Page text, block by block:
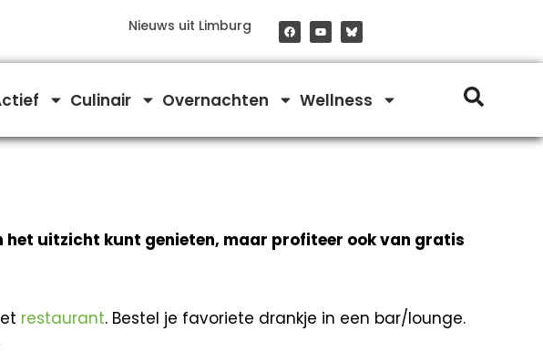
Nieuws uit Limburg F
a
c
b
k
Y
o
u
u
Culinair Overnachten Wellness
het uitzicht kunt genieten, maar profiteer ook van gratis
restaurant. Bestel je favoriete drankje in een bar/lounge.